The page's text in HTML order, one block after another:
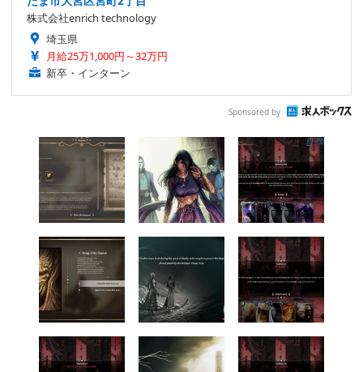
株式会社enrich technology
埼玉県
月給25万1,000円～32万円
新卒・インターン
Sponsored by